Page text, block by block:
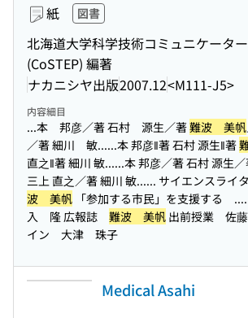
紙 図書
北海道大学科学技術コミュニケータ
(CoSTEP) 編著
ナカニシヤ出版2007.12<M111-J5>
内容細目
...本 邦彦／著 石村 源生／著難波 美帆
／著 細川 敏......本 邦彦‖著 石村 源生‖著
直之‖著 細川 敏......本 邦彦／著 石村 源生
三上 直之／著 細川 敏...... サイエンスライ
波 美帆 「参加する市民」を支援する ...
入 隆 広報誌 難波 美帆 出前授業 佐
イン 大津 珠子
Medical Asahi